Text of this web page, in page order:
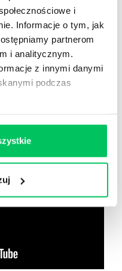
i
Informacje o tym, jak
partnerom
i analitycznym.
z innymi danymi
podczas
w